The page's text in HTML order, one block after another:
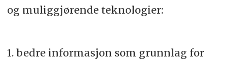
og muliggjørende teknologier:
1. bedre informasjon som grunnlag for